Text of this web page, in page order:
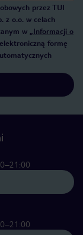
przez TUI
z o.o. w celach
w „Informacji o
formę